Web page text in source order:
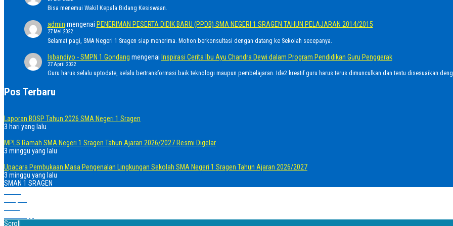
Bisa menemui Wakil Kepala Bidang Kesiswaan.
admin mengenai PENERIMAN PESERTA DIDIK BARU (PPDB) SMA NEGERI 1 SRAGEN TAHUN PELAJARAN 2014/2015
27 Mei 2022
Selamat pagi, SMA Negeri 1 Sragen siap menerima. Mohon berkonsultasi dengan datang ke Sekolah secepanya.
Isbandiyo - SMPN 1 Gondang mengenai Inspirasi Cerita Ibu Ayu Chandra Dewi dalam Program Pendidikan Guru Penggerak
27 April 2022
Guru harus selalu uptodate, selalu bertransformasi baik teknologi maupun pembelajaran. Ide2 kreatif guru harus terus dimunculkan dan tentu disesuaikan
Pos Terbaru
Laporan BOSP Tahun 2026 SMA Negeri 1 Sragen
3 hari yang lalu
MPLS Ramah SMA Negeri 1 Sragen Tahun Ajaran 2026/2027 Resmi Digelar
3 minggu yang lalu
Upacara Pembukaan Masa Pengenalan Lingkungan Sekolah SMA Negeri 1 Sragen Tahun Ajaran 2026/2027
3 minggu yang lalu
SMAN 1 SRAGEN
Scroll